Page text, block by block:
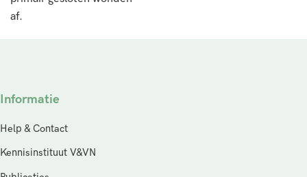
af.
Informatie
Help & Contact
Kennisinstituut V&VN